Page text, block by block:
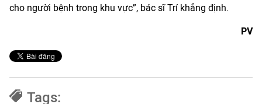
cho người bệnh trong khu vực”, bác sĩ Trí khẳng định. ​
PV
Tags: